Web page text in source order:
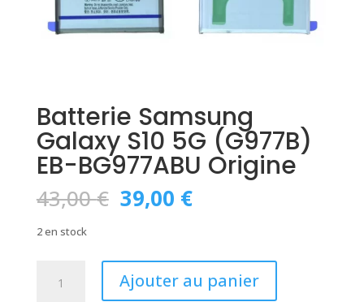
Batterie Samsung
Galaxy S10 5G (G977B)
EB-BG977ABU Origine
43,00€ Le
prix
était :
43,00 €.
39,00 €Le
prix
est :
39,00 €.
2 en stock
Ajouter au panier